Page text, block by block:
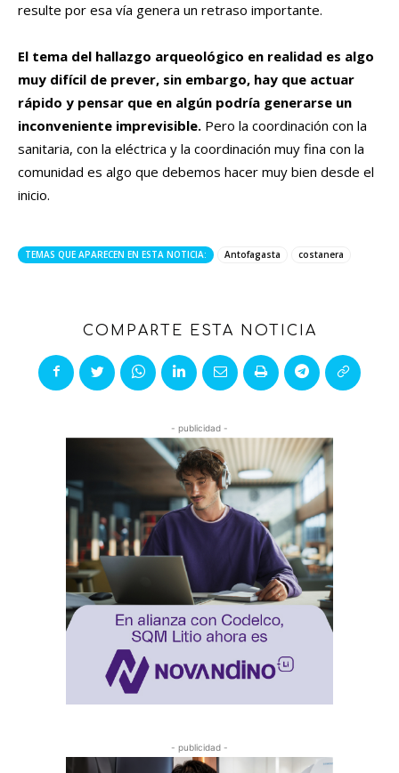
resulte por esa vía genera un retraso importante.
El tema del hallazgo arqueológico en realidad es algo
muy difícil de prever, sin embargo, hay que actuar
rápido y pensar que en algún podría generarse un
inconveniente imprevisible. Pero la coordinación con la
sanitaria, con la eléctrica y la coordinación muy fina con la
comunidad es algo que debemos hacer muy bien desde el
inicio.
TEMAS QUE APARECEN EN ESTA NOTICIA: Antofagasta costanera
COMPARTE ESTA NOTICIA
- publicidad -
- publicidad -